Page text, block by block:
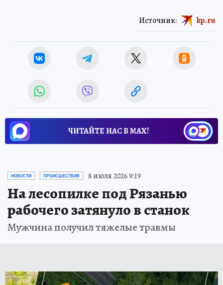
Источник: kp.ru
ЧИТАЙТЕ НАС В МАХ!
НОВОСТИ ПРОИСШЕСТВИЯ 8 июля 2026 9:19
На лесопилке под Рязанью
рабочего затянуло в станок
Мужчина получил тяжелые травмы